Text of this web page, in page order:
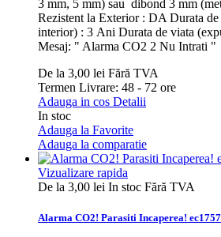
3 mm, 5 mm) sau dibond 3 mm
Rezistent la Exterior : DA Durata de
interior) : 3 Ani Durata de viata
Mesaj: " Alarma CO2 2 Nu Intrati "
De la 3,00 lei Fără TVA
Termen Livrare: 48 - 72 ore
Adauga in cos Detalii
In stoc
Adauga la Favorite
Adauga la comparatie
Vizualizare rapida
De la 3,00 lei In stoc Fără TVA
Alarma CO2! Parasiti Incaperea! ec1757